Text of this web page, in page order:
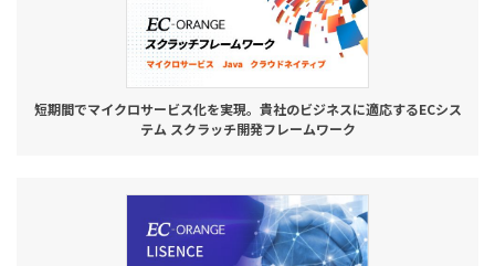
短期間でマイクロサービス化を実現。貴社のビジネスに適応するECシス
テム スクラッチ開発フレームワーク